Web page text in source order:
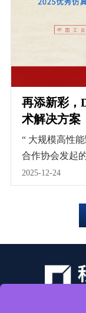
再添新彩，
术解决方案
“ 大规模高性
合作协会发起
2025-12-24